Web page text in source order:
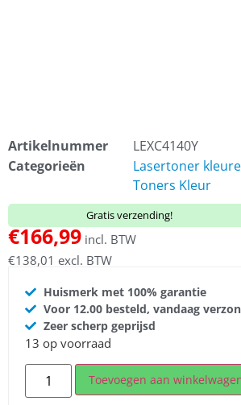
Artikelnummer
LEXC4140Y
Categorieën
Lasertoner
Toners Kleur
Gratis verzending!
€166,99 incl. BTW
€138,01 excl. BTW
Huismerk met 100% garantie
Voor 12.00 besteld, vandaag
Zeer scherp geprijsd
13 op voorraad
Toevoegen aan